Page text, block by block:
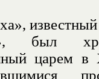
известный
был
царем в